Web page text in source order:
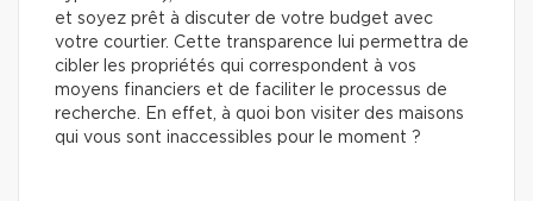
et soyez prêt à discuter de votre budget avec
votre courtier. Cette transparence lui permettra de
cibler les propriétés qui correspondent à vos
moyens financiers et de faciliter le processus de
recherche. En effet, à quoi bon visiter des maisons
qui vous sont inaccessibles pour le moment ?